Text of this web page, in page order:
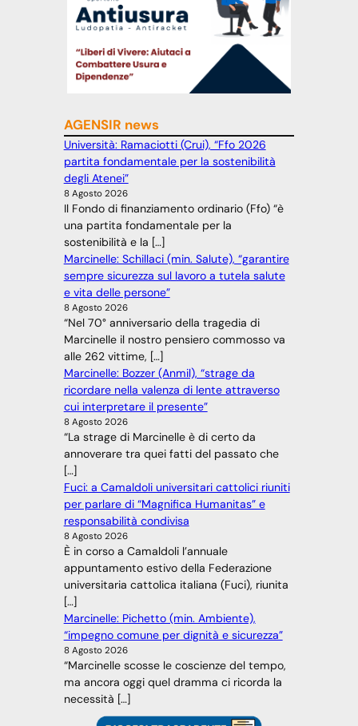
AGENSIR news
Università: Ramaciotti (Crui), “Ffo 2026
partita fondamentale per la sostenibilità
degli Atenei”
8 Agosto 2026
Il Fondo di finanziamento ordinario (Ffo) “è
una partita fondamentale per la
sostenibilità e la […]
Marcinelle: Schillaci (min. Salute), “garantire
sempre sicurezza sul lavoro a tutela salute
e vita delle persone”
8 Agosto 2026
“Nel 70° anniversario della tragedia di
Marcinelle il nostro pensiero commosso va
alle 262 vittime, […]
Marcinelle: Bozzer (Anmil), “strage da
ricordare nella valenza di lente attraverso
cui interpretare il presente”
8 Agosto 2026
“La strage di Marcinelle è di certo da
annoverare tra quei fatti del passato che
[…]
Fuci: a Camaldoli universitari cattolici riuniti
per parlare di “Magnifica Humanitas” e
responsabilità condivisa
8 Agosto 2026
È in corso a Camaldoli l’annuale
appuntamento estivo della Federazione
universitaria cattolica italiana (Fuci), riunita
[…]
Marcinelle: Pichetto (min. Ambiente),
“impegno comune per dignità e sicurezza”
8 Agosto 2026
“Marcinelle scosse le coscienze del tempo,
ma ancora oggi quel dramma ci ricorda la
necessità […]